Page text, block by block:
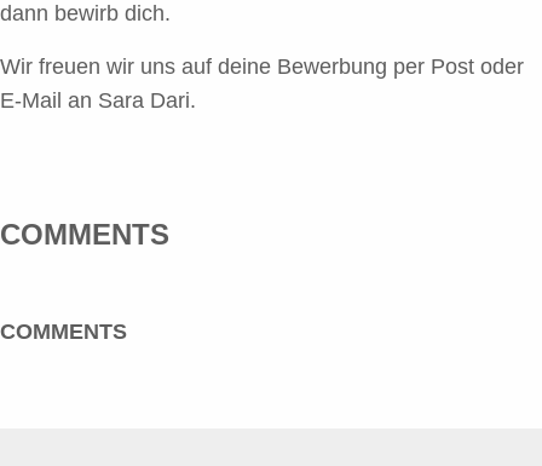
dann bewirb dich.
Wir freuen wir uns auf deine Bewerbung per Post oder
E-Mail an Sara Dari.
COMMENTS
COMMENTS